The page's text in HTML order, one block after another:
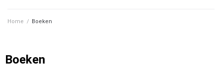
Home / Boeken
Boeken